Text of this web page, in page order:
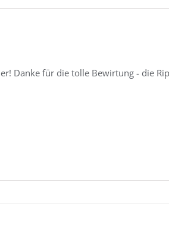
Danke für die tolle Bewirtung - die